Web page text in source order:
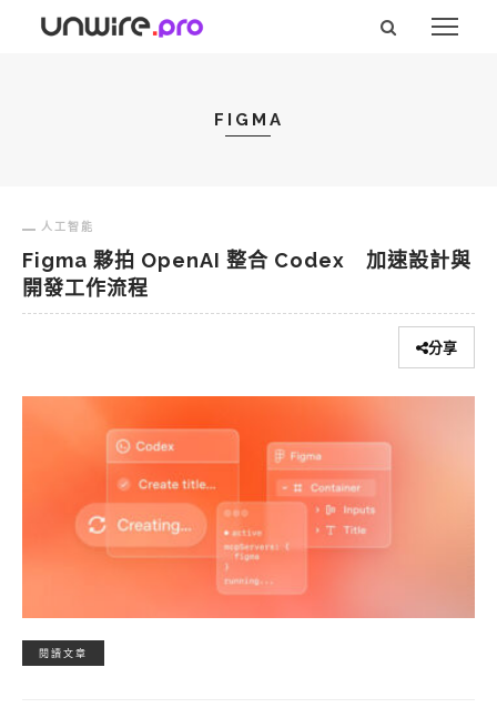
FIGMA
人工智能
Figma 夥拍 OpenAI 整合 Codex 加速設計與
開發工作流程
分享
閱讀文章